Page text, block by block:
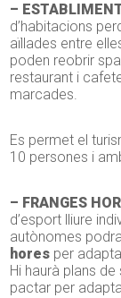
–
d’habitacions
aïllades entre
poden reobrir
restaurant i
marcades.
Es permet el
10 persones i
– FRANGES
d’esport lliure
autònomes
hores per
Hi haurà plans
pactar per